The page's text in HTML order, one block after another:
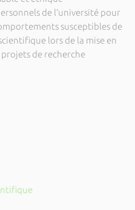
de l’université pour
susceptibles de
lors de la mise en
de recherche